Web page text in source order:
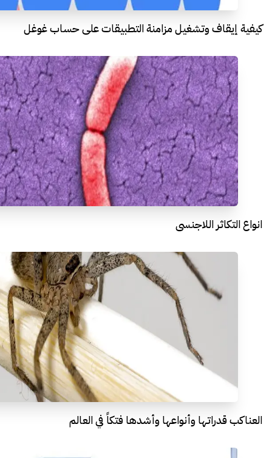
كيفية إيقاف وتشغيل مزامنة التطبيقات على حساب غوغل
انواع التكاثر اللاجنسي
العناكب قدراتها وأنواعها وأشدها فتكاً في العالم